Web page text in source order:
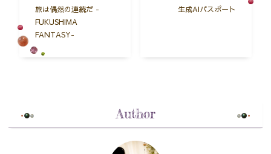
旅は偶然の連続だ -
FUKUSHIMA
FANTASY-
生成AIパスポート
Author